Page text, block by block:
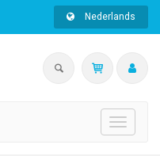
Nederlands
Toggle